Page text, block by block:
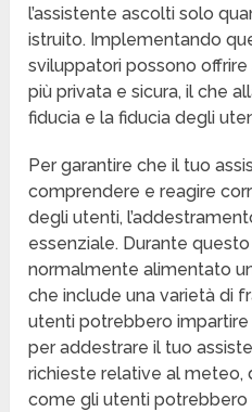
l’assistente ascolti solo
istruito. Implementando
sviluppatori possono offrire
più privata e sicura, il che
fiducia e la fiducia degli
Per garantire che il tuo
comprendere e reagire
degli utenti,
essenziale. Durante
normalmente alimentato
che include una varietà di
utenti potrebbero
per addestrare il tuo
richieste relative al meteo,
come gli utenti potrebbero